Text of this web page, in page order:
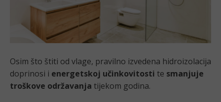
Osim što štiti od vlage, pravilno izvedena hidroizolacija
doprinosi i energetskoj učinkovitosti te smanjuje
troškove održavanja tijekom godina.